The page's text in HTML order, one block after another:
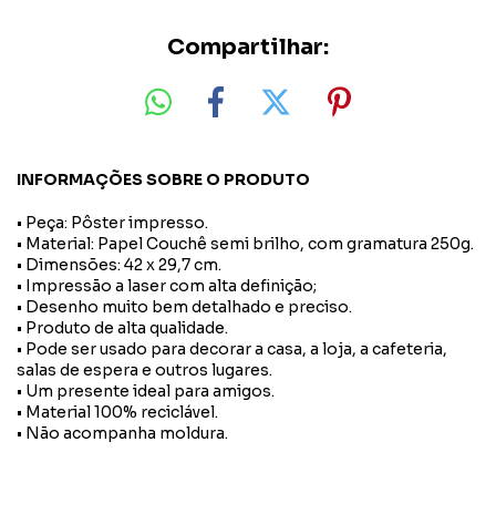
Compartilhar:
INFORMAÇÕES SOBRE O PRODUTO
• Peça: Pôster impresso.
• Material: Papel Couchê semi brilho, com gramatura 250g.
• Dimensões: 42 x 29,7 cm.
• Impressão a laser com alta definição;
• Desenho muito bem detalhado e preciso.
• Produto de alta qualidade.
• Pode ser usado para decorar a casa, a loja, a cafeteria,
salas de espera e outros lugares.
• Um presente ideal para amigos.
• Material 100% reciclável.
• Não acompanha moldura.